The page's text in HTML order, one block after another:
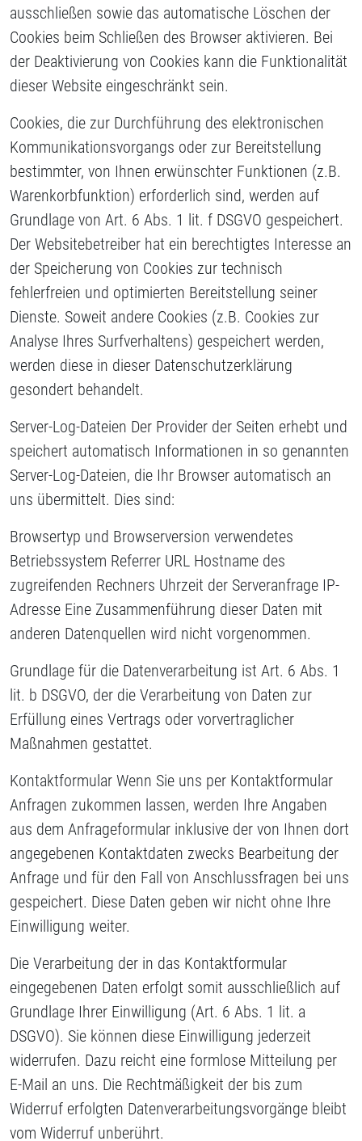
ausschließen sowie das automatische Löschen der
Cookies beim Schließen des Browser aktivieren. Bei
der Deaktivierung von Cookies kann die Funktionalität
dieser Website eingeschränkt sein.
Cookies, die zur Durchführung des elektronischen
Kommunikationsvorgangs oder zur Bereitstellung
bestimmter, von Ihnen erwünschter Funktionen (z.B.
Warenkorbfunktion) erforderlich sind, werden auf
Grundlage von Art. 6 Abs. 1 lit. f DSGVO gespeichert.
Der Websitebetreiber hat ein berechtigtes Interesse an
der Speicherung von Cookies zur technisch
fehlerfreien und optimierten Bereitstellung seiner
Dienste. Soweit andere Cookies (z.B. Cookies zur
Analyse Ihres Surfverhaltens) gespeichert werden,
werden diese in dieser Datenschutzerklärung
gesondert behandelt.
Server-Log-Dateien Der Provider der Seiten erhebt und
speichert automatisch Informationen in so genannten
Server-Log-Dateien, die Ihr Browser automatisch an
uns übermittelt. Dies sind:
Browsertyp und Browserversion verwendetes
Betriebssystem Referrer URL Hostname des
zugreifenden Rechners Uhrzeit der Serveranfrage IP-
Adresse Eine Zusammenführung dieser Daten mit
anderen Datenquellen wird nicht vorgenommen.
Grundlage für die Datenverarbeitung ist Art. 6 Abs. 1
lit. b DSGVO, der die Verarbeitung von Daten zur
Erfüllung eines Vertrags oder vorvertraglicher
Maßnahmen gestattet.
Kontaktformular Wenn Sie uns per Kontaktformular
Anfragen zukommen lassen, werden Ihre Angaben
aus dem Anfrageformular inklusive der von Ihnen dort
angegebenen Kontaktdaten zwecks Bearbeitung der
Anfrage und für den Fall von Anschlussfragen bei uns
gespeichert. Diese Daten geben wir nicht ohne Ihre
Einwilligung weiter.
Die Verarbeitung der in das Kontaktformular
eingegebenen Daten erfolgt somit ausschließlich auf
Grundlage Ihrer Einwilligung (Art. 6 Abs. 1 lit. a
DSGVO). Sie können diese Einwilligung jederzeit
widerrufen. Dazu reicht eine formlose Mitteilung per
E-Mail an uns. Die Rechtmäßigkeit der bis zum
Widerruf erfolgten Datenverarbeitungsvorgänge bleibt
vom Widerruf unberührt.